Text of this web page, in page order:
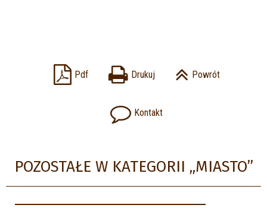
Pdf Drukuj Powrót
Kontakt
POZOSTAŁE W KATEGORII „MIASTO”